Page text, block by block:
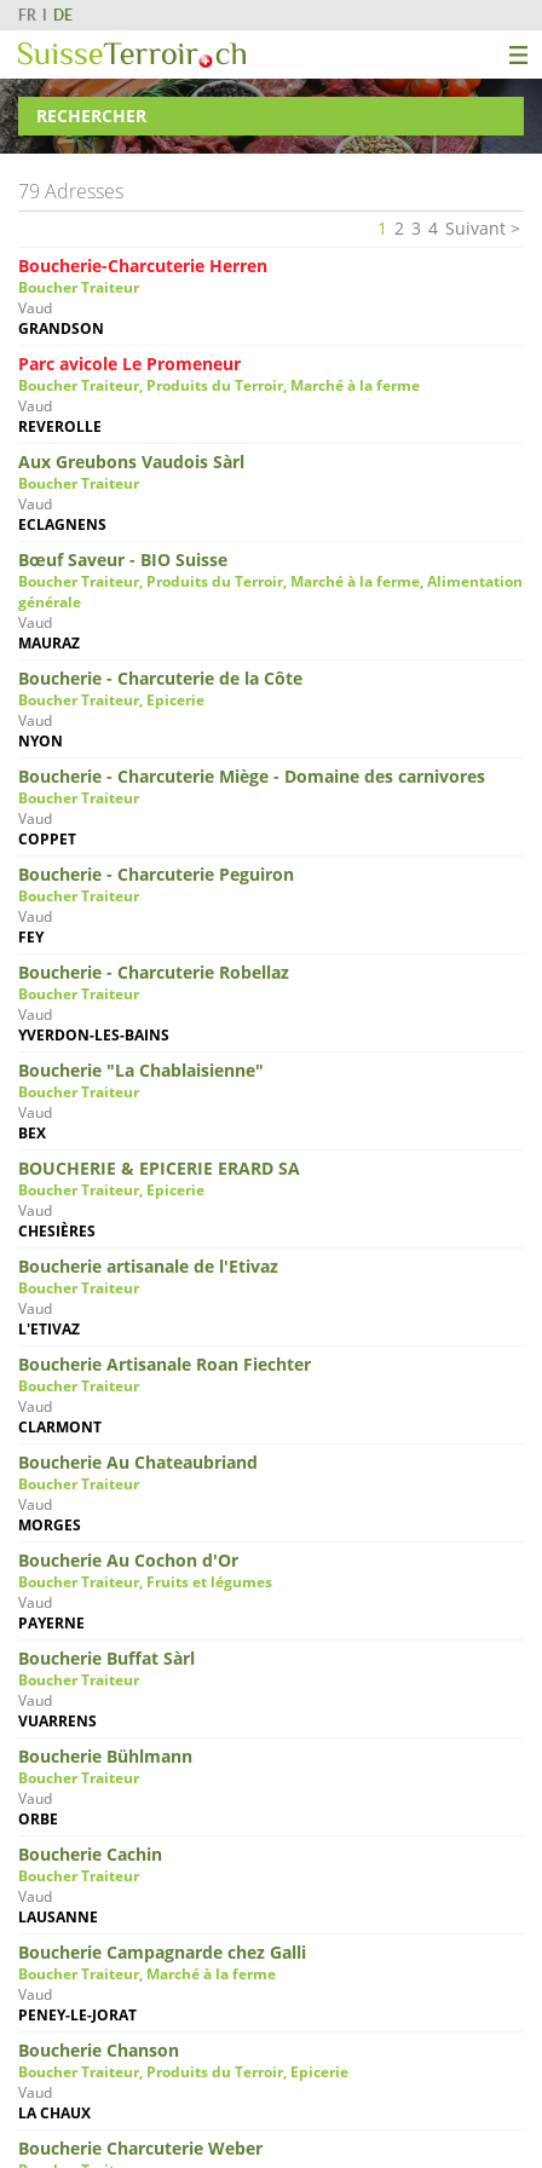
FR DE
RECHERCHER
79 Adresses
1 2 3 4 Suivant
Boucherie-Charcuterie Herren
Boucher Traiteur
Vaud
GRANDSON
Parc avicole Le Promeneur
Boucher Traiteur, Produits du Terroir, Marché à la ferme
Vaud
REVEROLLE
Aux Greubons Vaudois Sàrl
Boucher Traiteur
Vaud
ECLAGNENS
Bœuf Saveur - BIO Suisse
Boucher Traiteur, Produits du Terroir, Marché à la ferme, Alimentation
générale
Vaud
MAURAZ
Boucherie - Charcuterie de la Côte
Boucher Traiteur, Epicerie
Vaud
NYON
Boucherie - Charcuterie Miège - Domaine des carnivores
Boucher Traiteur
Vaud
COPPET
Boucherie - Charcuterie Peguiron
Boucher Traiteur
Vaud
FEY
Boucherie - Charcuterie Robellaz
Boucher Traiteur
Vaud
YVERDON-LES-BAINS
Boucherie "La Chablaisienne"
Boucher Traiteur
Vaud
BEX
BOUCHERIE & EPICERIE ERARD SA
Boucher Traiteur, Epicerie
Vaud
CHESIÈRES
Boucherie artisanale de l'Etivaz
Boucher Traiteur
Vaud
L'ETIVAZ
Boucherie Artisanale Roan Fiechter
Boucher Traiteur
Vaud
CLARMONT
Boucherie Au Chateaubriand
Boucher Traiteur
Vaud
MORGES
Boucherie Au Cochon d'Or
Boucher Traiteur, Fruits et légumes
Vaud
PAYERNE
Boucherie Buffat Sàrl
Boucher Traiteur
Vaud
VUARRENS
Boucherie Bühlmann
Boucher Traiteur
Vaud
ORBE
Boucherie Cachin
Boucher Traiteur
Vaud
LAUSANNE
Boucherie Campagnarde chez Galli
Boucher Traiteur, Marché à la ferme
Vaud
PENEY-LE-JORAT
Boucherie Chanson
Boucher Traiteur, Produits du Terroir, Epicerie
Vaud
LA CHAUX
Boucherie Charcuterie Weber